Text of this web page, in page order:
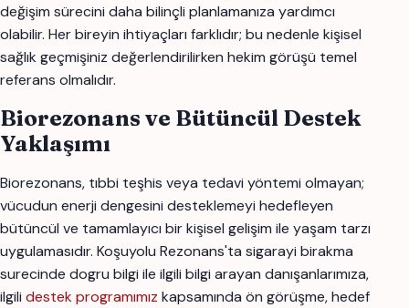
değişim sürecini daha bilinçli planlamanıza yardımcı
olabilir. Her bireyin ihtiyaçları farklıdır; bu nedenle kişisel
sağlık geçmişiniz değerlendirilirken hekim görüşü temel
referans olmalıdır.
Biorezonans ve Bütüncül Destek
Yaklaşımı
Biorezonans, tıbbi teşhis veya tedavi yöntemi olmayan;
vücudun enerji dengesini desteklemeyi hedefleyen
bütüncül ve tamamlayıcı bir kişisel gelişim ile yaşam tarzı
uygulamasıdır. Koşuyolu Rezonans'ta sigarayi birakma
surecinde dogru bilgi ile ilgili bilgi arayan danışanlarımıza,
ilgili destek programımız kapsamında ön görüşme, hedef